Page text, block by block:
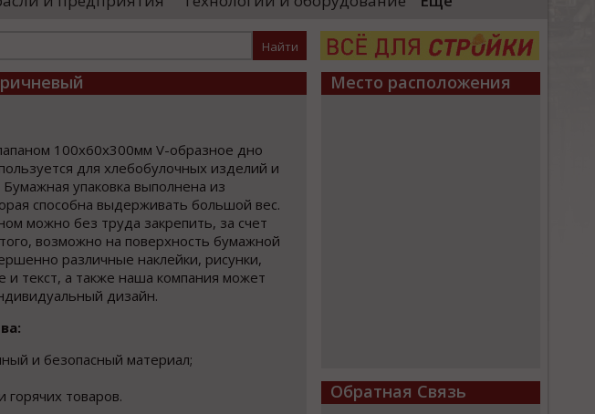
«Уральские локомотивы»)
высокоскоростных поездов. Главный вывод,
100x60x300мм V-образное дно
для хлебобулочных изделий и
упаковка выполнена из
способна выдерживать большой вес.
можно без труда закрепить, за счет
возможно на поверхность бумажной
различные наклейки, рисунки,
и текст, а также наша компания может
дизайн.
и безопасный материал;
горячих товаров.
Место расположения
Обратная Связь